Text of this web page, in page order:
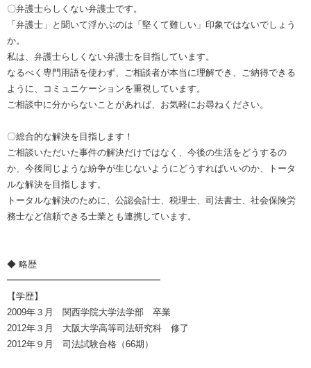
〇弁護士らしくない弁護士です。
「弁護士」と聞いて浮かぶのは「堅くて難しい」印象ではないでしょう
か。
私は、弁護士らしくない弁護士を目指しています。
なるべく専門用語を使わず、ご相談者が本当に理解でき、ご納得できる
ように、コミュニケーションを重視しています。
ご相談中に分からないことがあれば、お気軽にお尋ねください。
〇総合的な解決を目指します！
ご相談いただいた事件の解決だけではなく、今後の生活をどうするの
か、今後同じような紛争が生じないようにどうすればいいのか、トータ
ルな解決を目指します。
トータルな解決のために、公認会計士、税理士、司法書士、社会保険労
務士など信頼できる士業とも連携しています。
◆ 略歴
━━━━━━━━━━━━━━━━━
【学歴】
2009年３月 関西学院大学法学部 卒業
2012年３月 大阪大学高等司法研究科 修了
2012年９月 司法試験合格（66期）